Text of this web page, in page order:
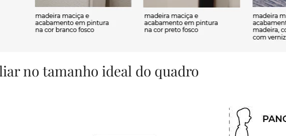
no tamanho ideal do quadro